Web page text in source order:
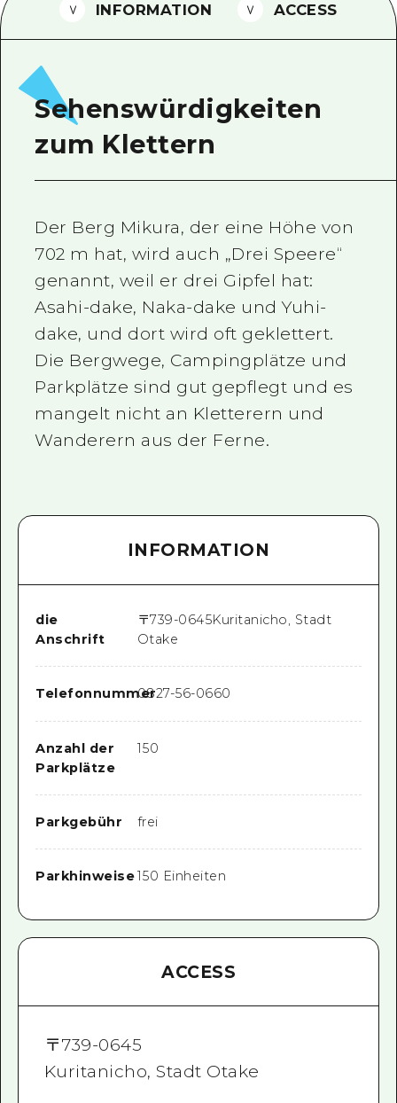
FAQs
Foto-Download
INFORMATION ACCESS
Sehenswürdigkeiten
zum Klettern
Der Berg Mikura, der eine Höhe von
702 m hat, wird auch „Drei Speere“
genannt, weil er drei Gipfel hat:
Asahi-dake, Naka-dake und Yuhi-
dake, und dort wird oft geklettert.
Die Bergwege, Campingplätze und
Parkplätze sind gut gepflegt und es
mangelt nicht an Kletterern und
Wanderern aus der Ferne.
INFORMATION
die
Anschrift
〒739-0645Kuritanicho, Stadt
Otake
Telefonnummer0827-56-0660
Anzahl der
Parkplätze
150
Parkgebühr frei
Parkhinweise150 Einheiten
ACCESS
〒739-0645
Kuritanicho, Stadt Otake